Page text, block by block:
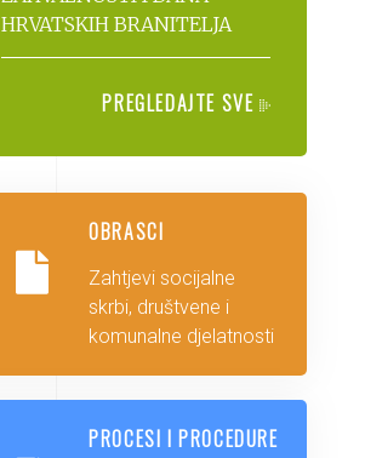
HRVATSKIH BRANITELJA
PREGLEDAJTE SVE
OBRASCI
Zahtjevi socijalne
skrbi, društvene i
komunalne djelatnosti
PROCESI I PROCEDURE